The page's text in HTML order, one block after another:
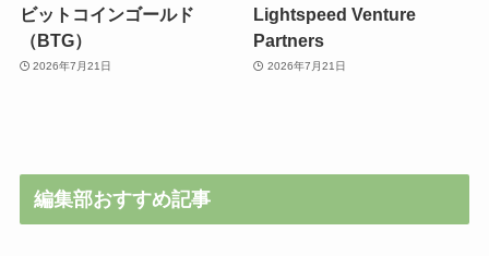
ビットコインゴールド
（BTG）
2026年7月21日
Lightspeed Venture
Partners
2026年7月21日
編集部おすすめ記事